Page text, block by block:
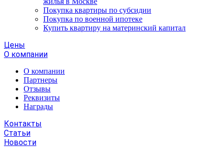
Покупка квартиры по субсидии
Покупка по военной ипотеке
Купить квартиру на материнский капитал
Цены
О компании
О компании
Партнеры
Отзывы
Реквизиты
Награды
Контакты
Статьи
Новости